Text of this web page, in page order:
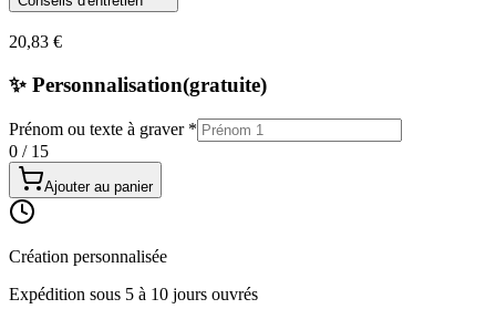
20,83 €
✨ Personnalisation(gratuite)
Prénom ou texte à graver *
0 / 15
Ajouter au panier
Création personnalisée
Expédition sous 5 à 10 jours ouvrés